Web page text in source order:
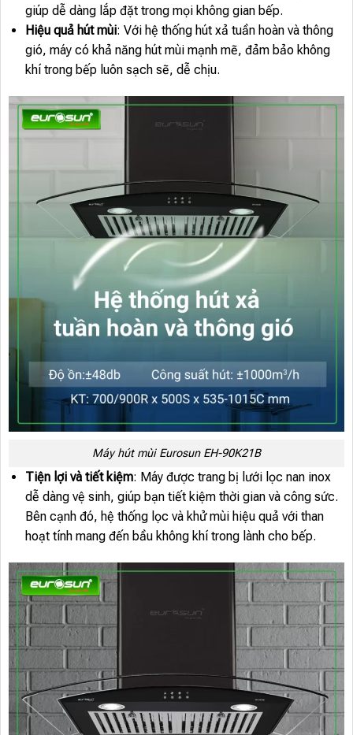
giúp dễ dàng lắp đặt trong mọi không gian bếp.
Hiệu quả hút mùi: Với hệ thống hút xả tuần hoàn và thông
gió, máy có khả năng hút mùi mạnh mẽ, đảm bảo không
khí trong bếp luôn sạch sẽ, dễ chịu.
Máy hút mùi Eurosun EH-90K21B
Tiện lợi và tiết kiệm: Máy được trang bị lưới lọc nan inox
dễ dàng vệ sinh, giúp bạn tiết kiệm thời gian và công sức.
Bên cạnh đó, hệ thống lọc và khử mùi hiệu quả với than
hoạt tính mang đến bầu không khí trong lành cho bếp.